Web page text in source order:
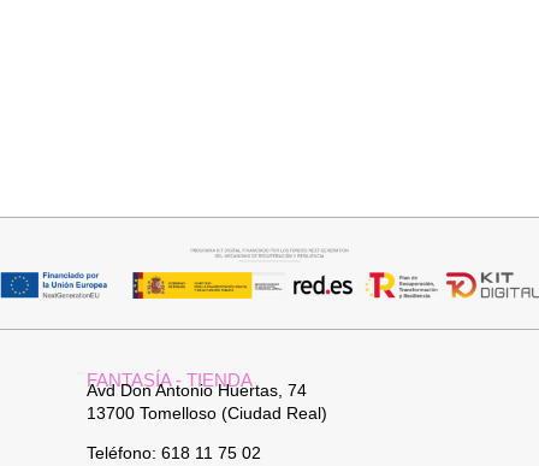
FANTASÍA - TIENDA
Avd Don Antonio Huertas, 74
13700 Tomelloso (Ciudad Real)
Teléfono: 618 11 75 02